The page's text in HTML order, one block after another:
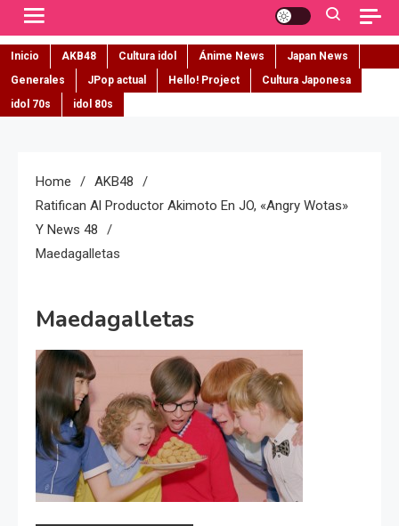
Inicio AKB48 Cultura idol Ánime News
Japan News
Generales
JPop actual Hello! Project
Cultura Japonesa
idol 70s
idol 80s
Home
AKB48
Ratifican Al Productor Akimoto En JO, «Angry Wotas»
Y News 48
Maedagalletas
Maedagalletas